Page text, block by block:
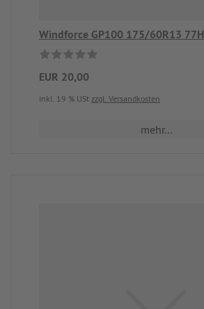
Windforce GP100 175/60R13 77H
EUR 20,00
inkl. 19 % USt zzgl. Versandkosten
mehr...